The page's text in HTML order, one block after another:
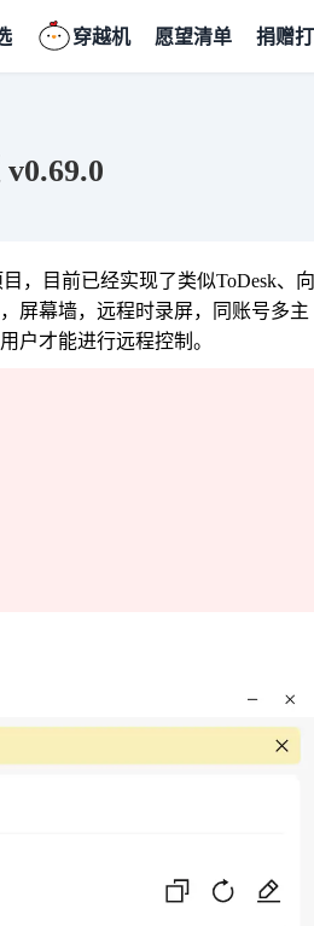
穿越机 愿望清单 捐赠
，目前已经实现了类似ToDesk、向
屏幕墙，远程时录屏，同账号多主
户才能进行远程控制。